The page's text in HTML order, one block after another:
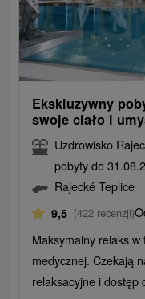
Ekskluzywny
swoje ciało i
Uzdrowisko
pobyty do
Rajecké Teplice
9,5 (422 recenzji)
Maksymalny relaks
medycznej. Czekają
relaksacyjne i dostęp